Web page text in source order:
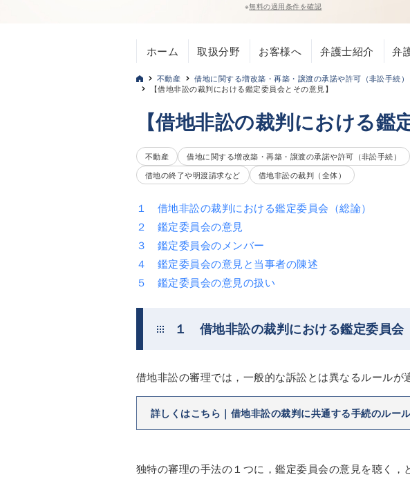
※無料の適用条件を確認
ホーム 取扱分野 お客様へ 弁護士紹介 弁
不動産 借地に関する増改築・再築・譲渡の承諾や許可（非訟手続）
【借地非訟の裁判における鑑定委員会とその意見】
【借地非訟の裁判における鑑
不動産
借地に関する増改築・再築・譲渡の承諾や許可（非訟手続）
借地の終了や明渡請求など
借地非訟の裁判（全体）
１ 借地非訟の裁判における鑑定委員会（総論）
２ 鑑定委員会の意見
３ 鑑定委員会のメンバー
４ 鑑定委員会の意見と当事者の陳述
５ 鑑定委員会の意見の扱い
１ 借地非訟の裁判における鑑定委員会
借地非訟の審理では，一般的な訴訟とは異なるルールが
詳しくはこちら｜借地非訟の裁判に共通する手続のルー
独特の審理の手法の１つに，鑑定委員会の意見を聴く，